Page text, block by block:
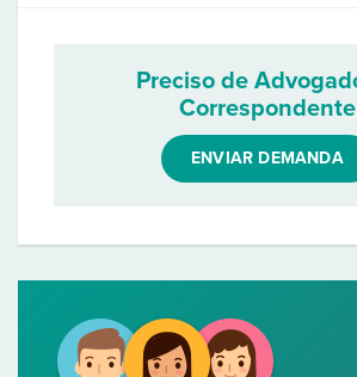
Preciso de
Correspondente
ENVIAR DEMANDA